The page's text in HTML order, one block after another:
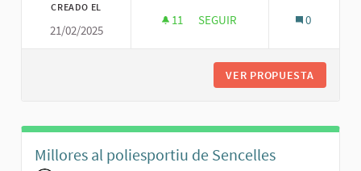
CREADO EL
21/02/2025
11 11 SEGUIDORAS
SEGUIR 0
VER PROPUESTA
Millores al poliesportiu de Sencelles